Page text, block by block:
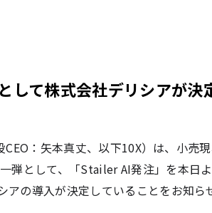
して株式会社デリシアが決
：矢本真丈、以下10X）は、小売
弾として、「Stailer AI発注」を本日
の導入が決定していることをお知ら